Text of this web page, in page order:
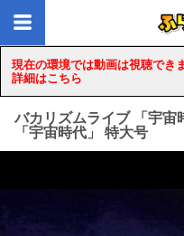
現在の環境では動画は視聴でき
詳細はこちら
バカリズムライブ 「宇宙
「宇宙時代」 特大号